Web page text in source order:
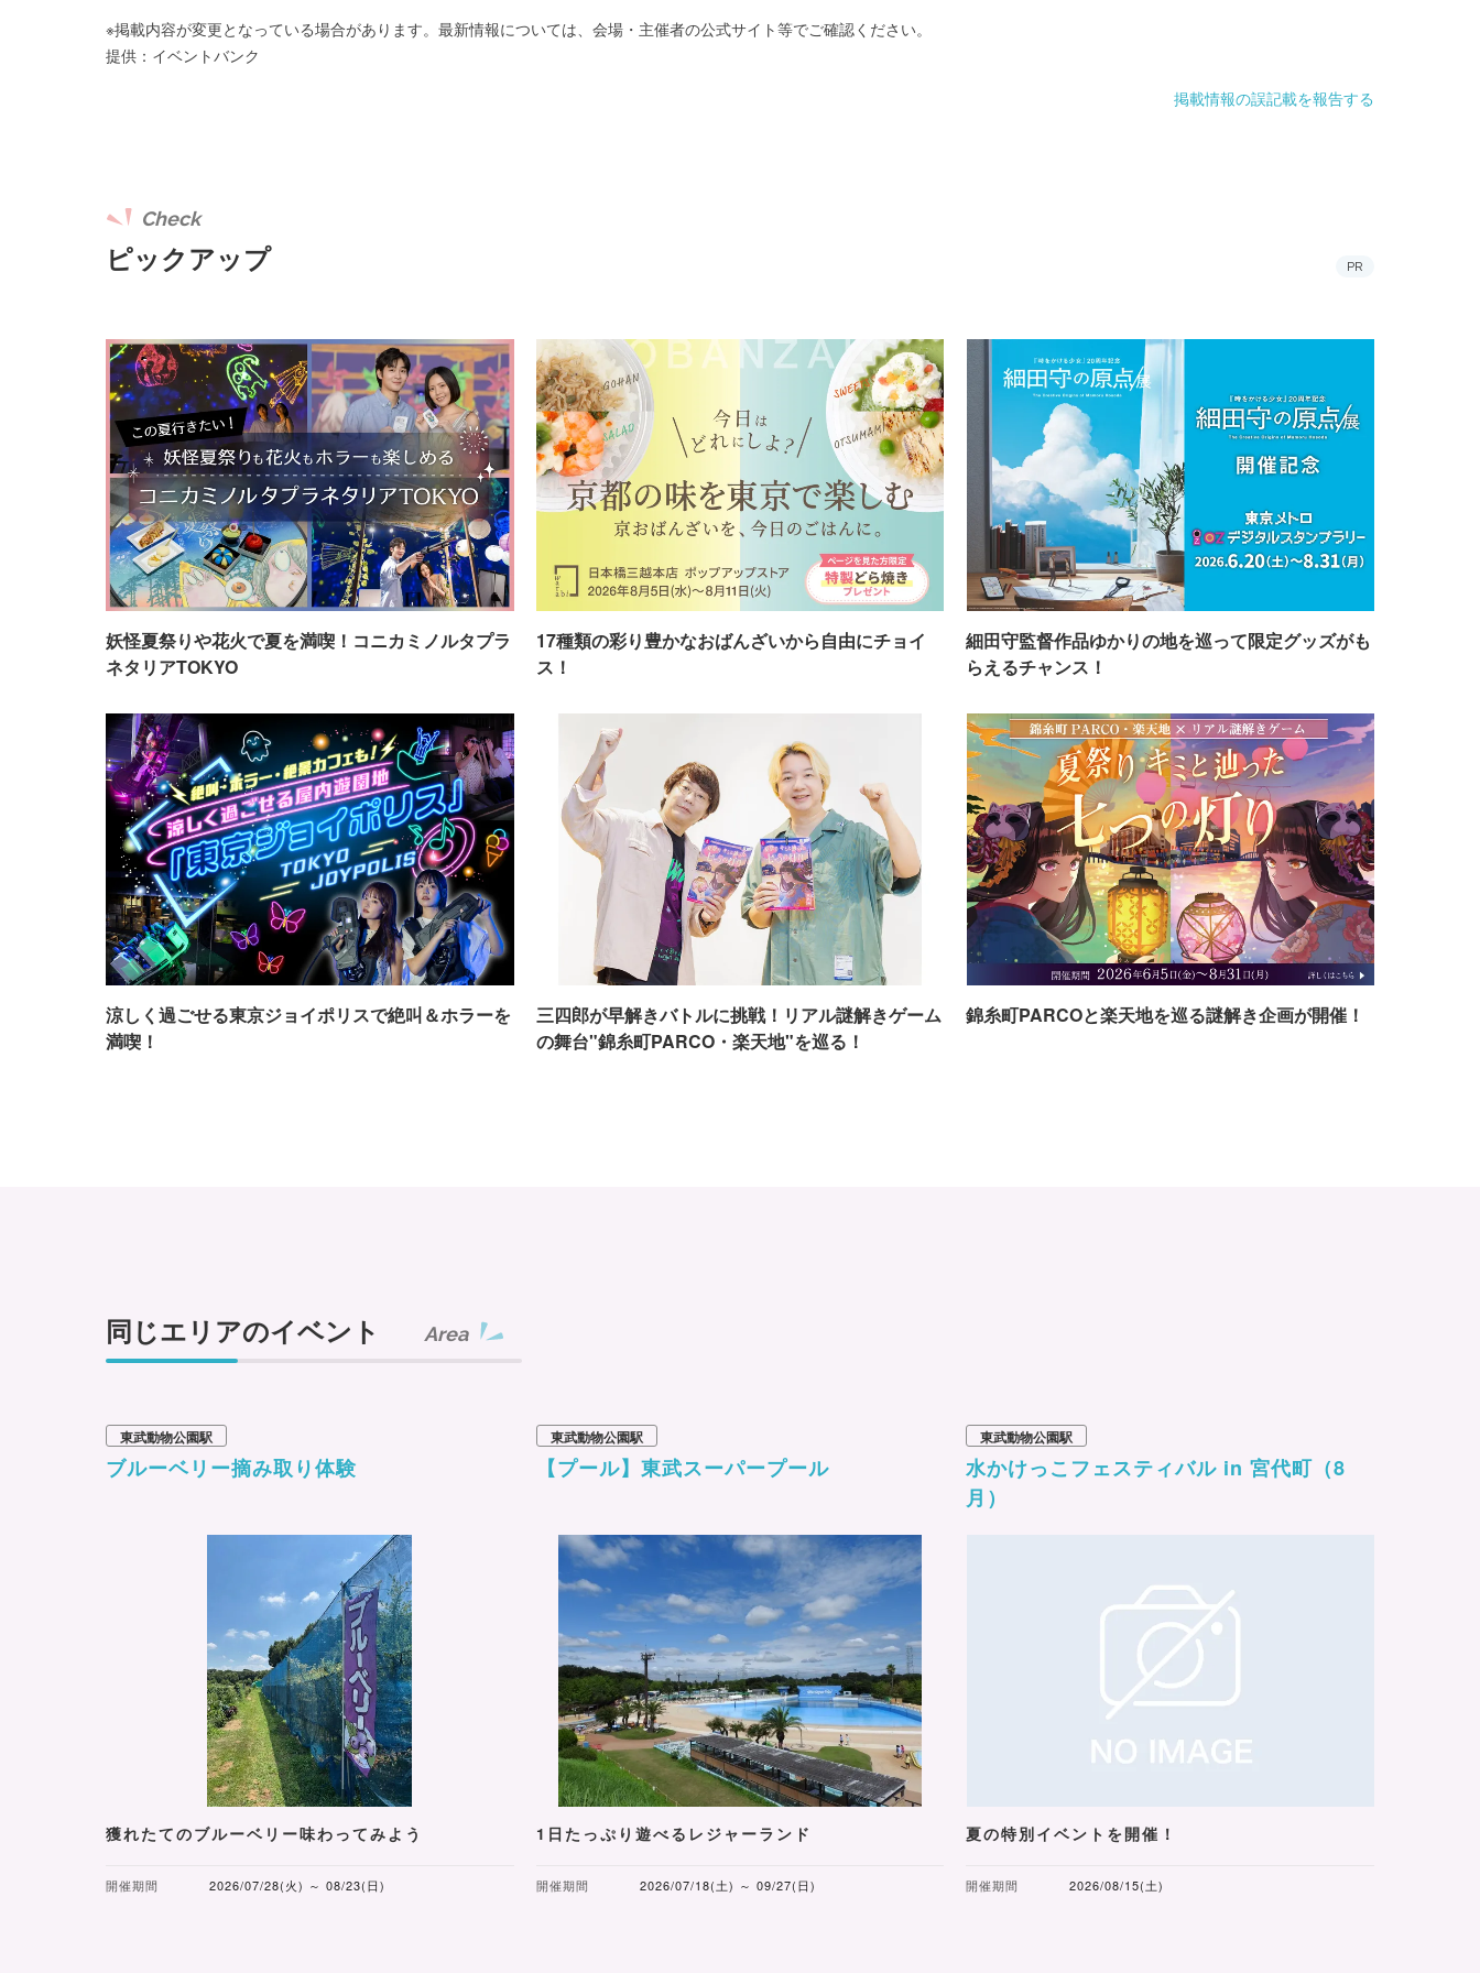
※掲載内容が変更となっている場合があります。最新情報については、会場・主催者の公式サイト等でご確認ください。
提供：イベントバンク
掲載情報の誤記載を報告する
ピックアップ
Check
PR
妖怪夏祭りや花火で夏を満喫！コニカミノルタプラ
ネタリアTOKYO
17種類の彩り豊かなおばんざいから自由にチョイ
ス！
細田守監督作品ゆかりの地を巡って限定グッズがも
らえるチャンス！
涼しく過ごせる東京ジョイポリスで絶叫＆ホラーを
満喫！
三四郎が早解きバトルに挑戦！リアル謎解きゲーム
の舞台"錦糸町PARCO・楽天地"を巡る！
錦糸町PARCOと楽天地を巡る謎解き企画が開催！
同じエリアのイベント Area
東武動物公園駅
ブルーベリー摘み取り体験
獲れたてのブルーベリー味わってみよう
開催期間 2026/07/28(火) ～ 08/23(日)
東武動物公園駅
【プール】東武スーパープール
1日たっぷり遊べるレジャーランド
開催期間 2026/07/18(土) ～ 09/27(日)
東武動物公園駅
水かけっこフェスティバル in 宮代町（8
月）
夏の特別イベントを開催！
開催期間 2026/08/15(土)